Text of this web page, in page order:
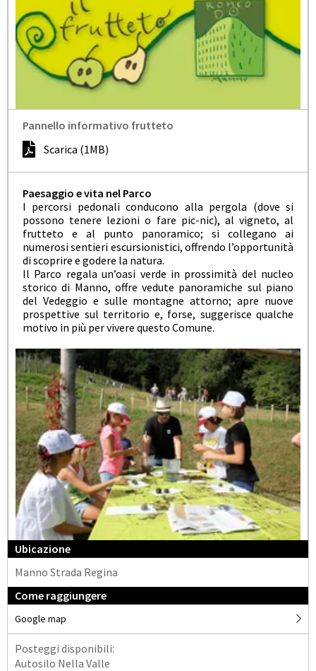
Pannello informativo frutteto
Scarica (1MB)
Paesaggio e vita nel Parco
I percorsi pedonali conducono alla pergola (dove si
possono tenere lezioni o fare pic-nic), al vigneto, al
frutteto e al punto panoramico; si collegano ai
numerosi sentieri escursionistici, offrendo l’opportunità
di scoprire e godere la natura.
Il Parco regala un’oasi verde in prossimità del nucleo
storico di Manno, offre vedute panoramiche sul piano
del Vedeggio e sulle montagne attorno; apre nuove
prospettive sul territorio e, forse, suggerisce qualche
motivo in più per vivere questo Comune.
Ubicazione
Manno Strada Regina
Come raggiungere
Google map
Posteggi disponibili:
Autosilo Nella Valle